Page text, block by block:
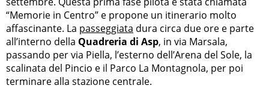
“Memorie in Centro” e propone un itinerario molto
affascinante. La passeggiata dura circa due ore e parte
all’interno della Quadreria di Asp, in via Marsala,
passando per via Piella, l’esterno dell’Arena del Sole, la
scalinata del Pincio e il Parco La Montagnola, per poi
terminare alla stazione centrale.